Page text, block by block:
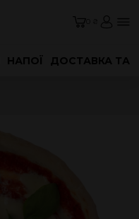
НАПОЇ ДОСТАВКА ТА